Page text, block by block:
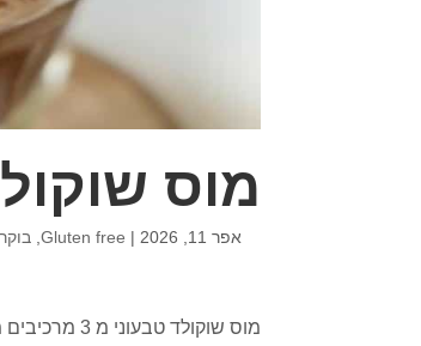
מוס שוקולד
אפר 11, 2026 |
Gluten free
,